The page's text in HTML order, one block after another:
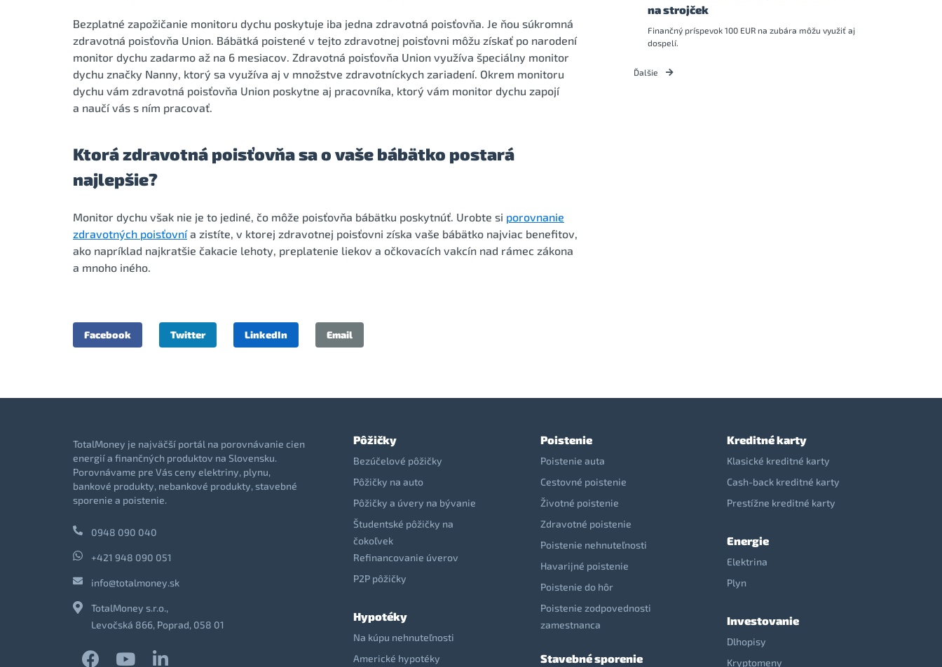
Bezplatné zapožičanie monitoru dychu poskytuje iba jedna zdravotná poisťovňa. Je ňou súkromná
zdravotná poisťovňa Union. Bábätká poistené v tejto zdravotnej poisťovni môžu získať po narodení
monitor dychu zadarmo až na 6 mesiacov. Zdravotná poisťovňa Union využíva špeciálny monitor
dychu značky Nanny, ktorý sa využíva aj v množstve zdravotníckych zariadení. Okrem monitoru
dychu vám zdravotná poisťovňa Union poskytne aj pracovníka, ktorý vám monitor dychu zapojí
a naučí vás s ním pracovať.
Ktorá zdravotná poisťovňa sa o vaše bábätko postará
najlepšie?
Monitor dychu však nie je to jediné, čo môže poisťovňa bábätku poskytnúť. Urobte si porovnanie
zdravotných poisťovnía zistíte, v ktorej zdravotnej poisťovni získa vaše bábätko najviac benefitov,
ako napríklad najkratšie čakacie lehoty, preplatenie liekov a očkovacích vakcín nad rámec zákona
a mnoho iného.
Facebook Twitter LinkedIn Email
na strojček
Finančný príspevok 100 EUR na zubára môžu využiť aj
dospelí.
Ďalšie
Pôžičky
Bezúčelové pôžičky
Pôžičky na auto
Pôžičky a úvery na bývanie
Študentské pôžičky na
čokoľvek
Refinancovanie úverov
P2P pôžičky
Hypotéky
Na kúpu nehnuteľnosti
Americké hypotéky
Poistenie
Poistenie auta
Cestovné poistenie
Životné poistenie
Zdravotné poistenie
Poistenie nehnuteľnosti
Havarijné poistenie
Poistenie do hôr
Poistenie zodpovednosti
zamestnanca
Stavebné sporenie
Kreditné karty
Klasické kreditné karty
Cash-back kreditné karty
Prestížne kreditné karty
Energie
Elektrina
Plyn
Investovanie
Dlhopisy
Kryptomeny
TotalMoney je najväčší portál na porovnávanie cien
energií a finančných produktov na Slovensku.
Porovnávame pre Vás ceny elektriny, plynu,
bankové produkty, nebankové produkty, stavebné
sporenie a poistenie.
0948 090 040
+421 948 090 051
info@totalmoney.sk
TotalMoney s.r.o.,
Levočská 866, Poprad, 058 01